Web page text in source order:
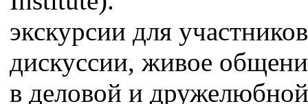
экскурсии для участников
дискуссии, живое
в деловой и дружелюбной